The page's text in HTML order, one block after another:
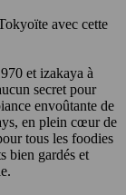
avec cette
et izakaya à
secret pour
envoûtante de
en plein cœur de
tous les foodies
bien gardés et